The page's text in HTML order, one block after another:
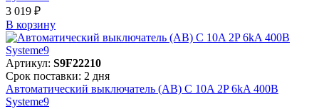
3 019 ₽
В корзинy
Артикул: S9F22210
Срок поставки: 2 дня
Автоматический выключатель (АВ) C 10A 2P 6kA 400В
Systeme9